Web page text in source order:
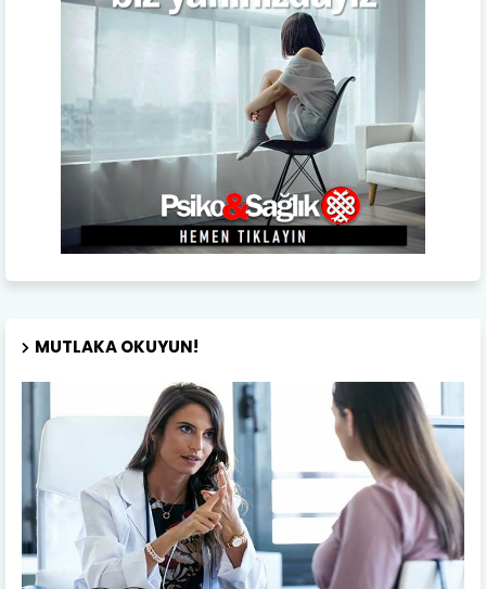
MUTLAKA OKUYUN!